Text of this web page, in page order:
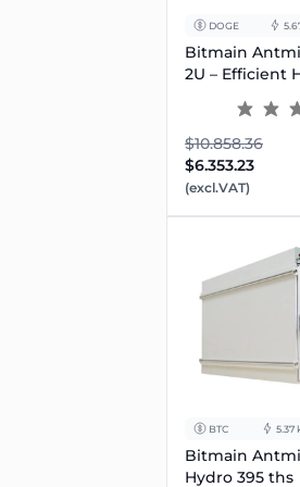
DOGE
Bitmain
2U – Efficient
$10.858.36
$6.353.23
(excl.VAT)
BTC 5.37
Bitmain
Hydro 395 ths